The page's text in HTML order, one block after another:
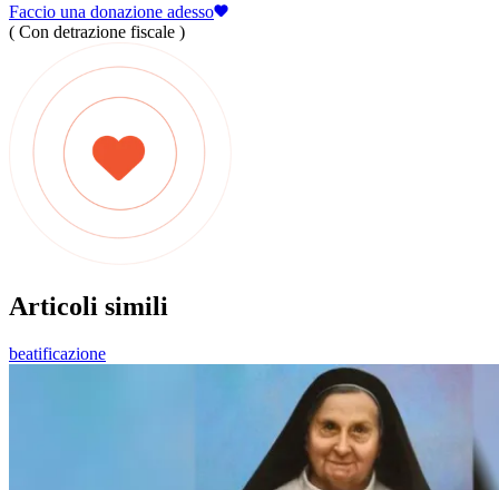
Faccio una donazione adesso
( Con detrazione fiscale )
Articoli simili
beatificazione